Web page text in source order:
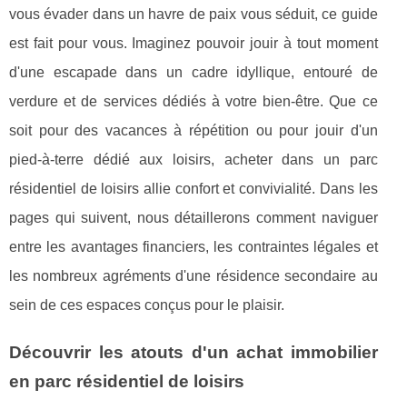
vous évader dans un havre de paix vous séduit, ce guide
est fait pour vous. Imaginez pouvoir jouir à tout moment
d'une escapade dans un cadre idyllique, entouré de
verdure et de services dédiés à votre bien-être. Que ce
soit pour des vacances à répétition ou pour jouir d'un
pied-à-terre dédié aux loisirs, acheter dans un parc
résidentiel de loisirs allie confort et convivialité. Dans les
pages qui suivent, nous détaillerons comment naviguer
entre les avantages financiers, les contraintes légales et
les nombreux agréments d'une résidence secondaire au
sein de ces espaces conçus pour le plaisir.
Découvrir les atouts d'un achat immobilier
en parc résidentiel de loisirs